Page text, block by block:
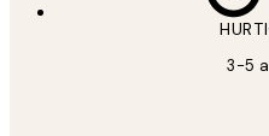
3-5